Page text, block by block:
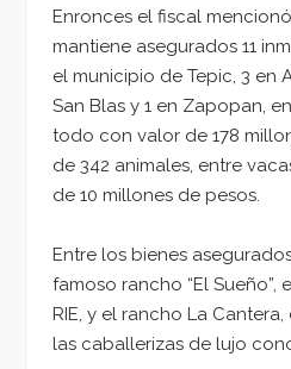
Enronces el fiscal
mantiene asegurados 11
el municipio de Tepic, 3 en
San Blas y 1 en Zapopan,
todo con valor de 178
de 342 animales, entre
de 10 millones de pesos.
Entre los bienes
famoso rancho “El
RIE, y el rancho La
las caballerizas de lujo